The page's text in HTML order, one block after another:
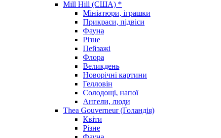
Mill Hill (США) *
Мініатюри, іграшки
Прикраси, підвіси
Фауна
Різне
Пейзажі
Флора
Великдень
Новорічні картини
Гелловін
Солодощі, напої
Ангели, люди
Thea Gouverneur (Голандія)
Квіти
Різне